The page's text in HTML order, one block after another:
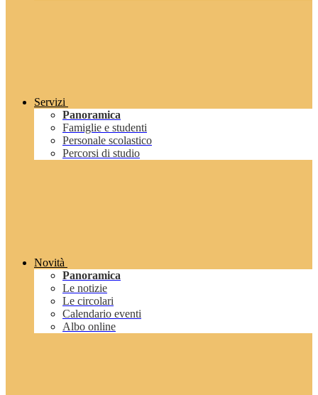
Servizi
Panoramica
Famiglie e studenti
Personale scolastico
Percorsi di studio
Novità
Panoramica
Le notizie
Le circolari
Calendario eventi
Albo online